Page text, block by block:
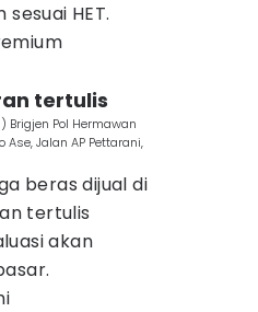
HET.
tertulis
Brigjen Pol Hermawan
Jalan AP Pettarani,
beras dijual di
tertulis
akan